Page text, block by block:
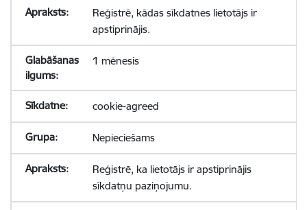
Reģistrē, kādas sīkdatnes lietotājs ir
apstiprinājis.
1 mēnesis
cookie-agreed
Nepieciešams
Reģistrē, ka lietotājs ir apstiprinājis
sīkdatņu paziņojumu.